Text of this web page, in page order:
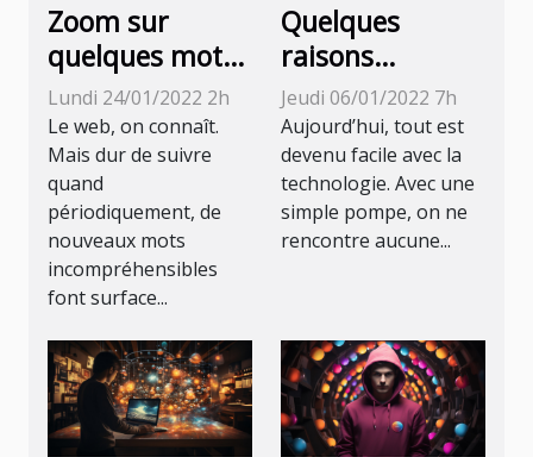
Zoom sur
quelques mots
récemment
créés et qui
sont le plus
souvent utilisés
sur Internet
Lundi 24/01/2022 2h
Le web, on connaît.
Mais dur de suivre
quand
périodiquement, de
nouveaux mots
incompréhensibles
font surface...
Quelques
raisons
d’utiliser une
pompe
hydraulique
Jeudi 06/01/2022 7h
Aujourd’hui, tout est
devenu facile avec la
technologie. Avec une
simple pompe, on ne
rencontre aucune...